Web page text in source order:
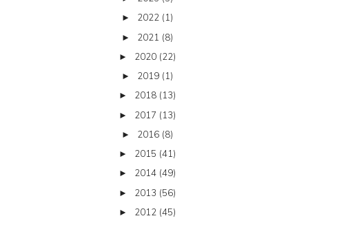
► 2022 (1)
► 2021 (8)
► 2020 (22)
► 2019 (1)
► 2018 (13)
► 2017 (13)
► 2016 (8)
► 2015 (41)
► 2014 (49)
► 2013 (56)
► 2012 (45)